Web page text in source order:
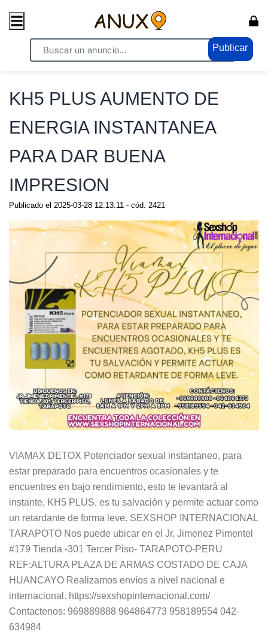
Publicar
/ Moda - Belleza / Salud y Belleza
KH5 PLUS AUMENTO DE
ENERGIA INSTANTANEA
PARA DAR BUENA
IMPRESION
Publicado el 2025-03-28 12:13:11 - cód. 2421
VIAMAX DETOX Potenciador sexual instantaneo, para
estar preparado para encuentros ocasionales y te
encuentres en bajo rendimiento, esto te levantará al
instante, KH5 PLUS, es tu salvación y permite actuar como
un retardante de forma leve. SEXSHOP INTERNACIONAL
TARAPOTO Nos puede ubicar en el Jr. Jimenez Pimentel
#179 Tienda -301 Tercer Piso- TARAPOTO-PERU
REF:ALTURA PLAZA DE ARMAS COSTADO DE CAJA
HUANCAYO Realizamos envíos a nivel nacional e
internacional. https://sexshopinternacional.com/
Contactenos: 969889888 964864773 958189554 042-
634984